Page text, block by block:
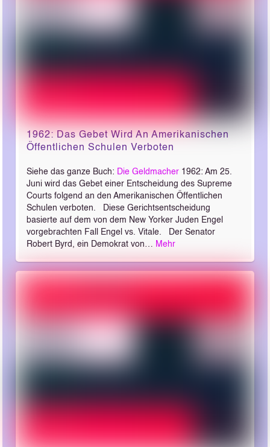
1962: Das Gebet Wird An Amerikanischen
Öffentlichen Schulen Verboten
Siehe das ganze Buch: Die Geldmacher 1962: Am 25.
Juni wird das Gebet einer Entscheidung des Supreme
Courts folgend an den Amerikanischen Öffentlichen
Schulen verboten. Diese Gerichtsentscheidung
basierte auf dem von dem New Yorker Juden Engel
vorgebrachten Fall Engel vs. Vitale. Der Senator
Robert Byrd, ein Demokrat von… Mehr